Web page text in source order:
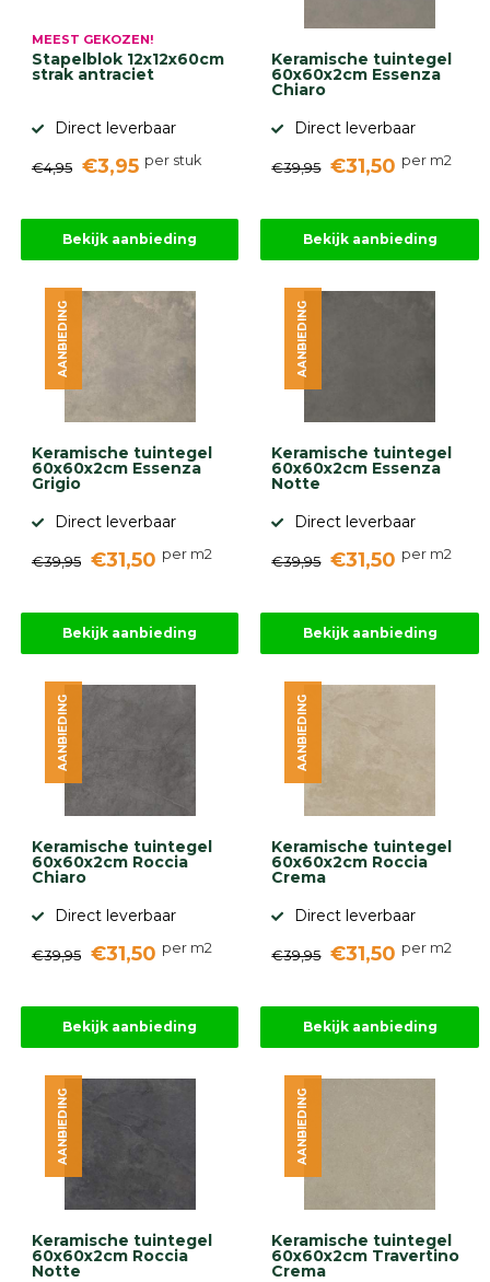
MEEST GEKOZEN!
Stapelblok 12x12x60cm
strak antraciet
Direct leverbaar
€4,95 €3,95 per stuk
Bekijk aanbieding
Keramische tuintegel
60x60x2cm Essenza
Chiaro
Direct leverbaar
€39,95 €31,50 per m2
Bekijk aanbieding
Keramische tuintegel
60x60x2cm Essenza
Grigio
Direct leverbaar
€39,95 €31,50 per m2
AANBIEDING
Bekijk aanbieding
Keramische tuintegel
60x60x2cm Essenza
Notte
Direct leverbaar
€39,95 €31,50 per m2
AANBIEDING
Bekijk aanbieding
Keramische tuintegel
60x60x2cm Roccia
Chiaro
Direct leverbaar
€39,95 €31,50 per m2
AANBIEDING
Bekijk aanbieding
Keramische tuintegel
60x60x2cm Roccia
Crema
Direct leverbaar
€39,95 €31,50 per m2
AANBIEDING
Bekijk aanbieding
Keramische tuintegel
60x60x2cm Roccia
Notte
AANBIEDING
Keramische tuintegel
60x60x2cm Travertino
Crema
AANBIEDING